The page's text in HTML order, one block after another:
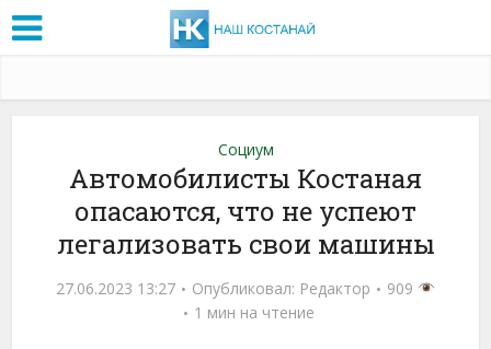
Социум
Автомобилисты Костаная
опасаются, что не успеют
легализовать свои машины
27.06.2023 13:27 Опубликовал: Редактор
909
1 мин на чтение